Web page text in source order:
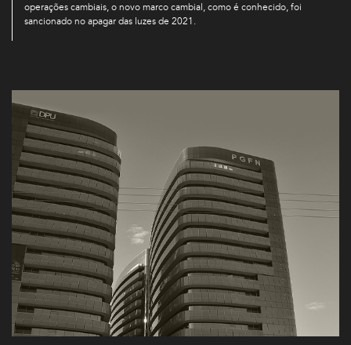
operações cambiais, o novo marco cambial, como é conhecido, foi
sancionado no apagar das luzes de 2021.